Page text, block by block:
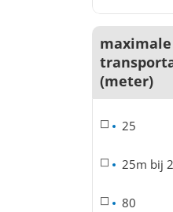
maximale
(meter)
25
25m bij
80